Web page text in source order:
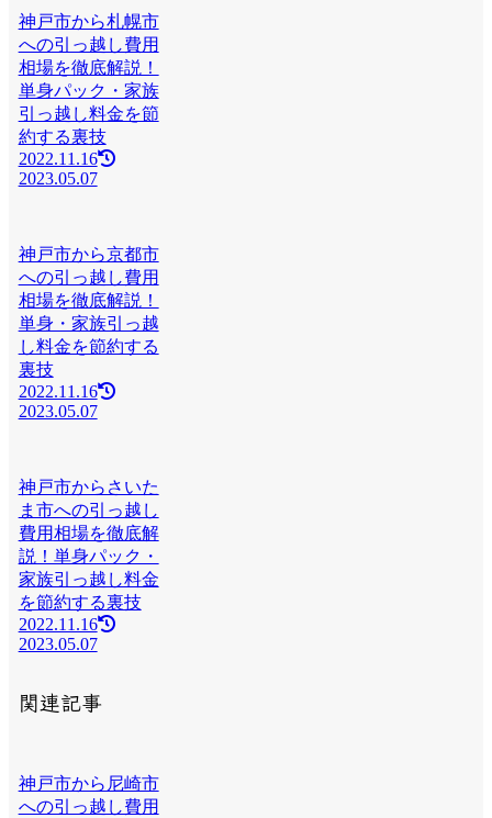
神戸市から札幌市
への引っ越し費用
相場を徹底解説！
単身パック・家族
引っ越し料金を節
約する裏技
2022.11.16
2023.05.07
神戸市から京都市
への引っ越し費用
相場を徹底解説！
単身・家族引っ越
し料金を節約する
裏技
2022.11.16
2023.05.07
神戸市からさいた
ま市への引っ越し
費用相場を徹底解
説！単身パック・
家族引っ越し料金
を節約する裏技
2022.11.16
2023.05.07
関連記事
神戸市から尼崎市
への引っ越し費用